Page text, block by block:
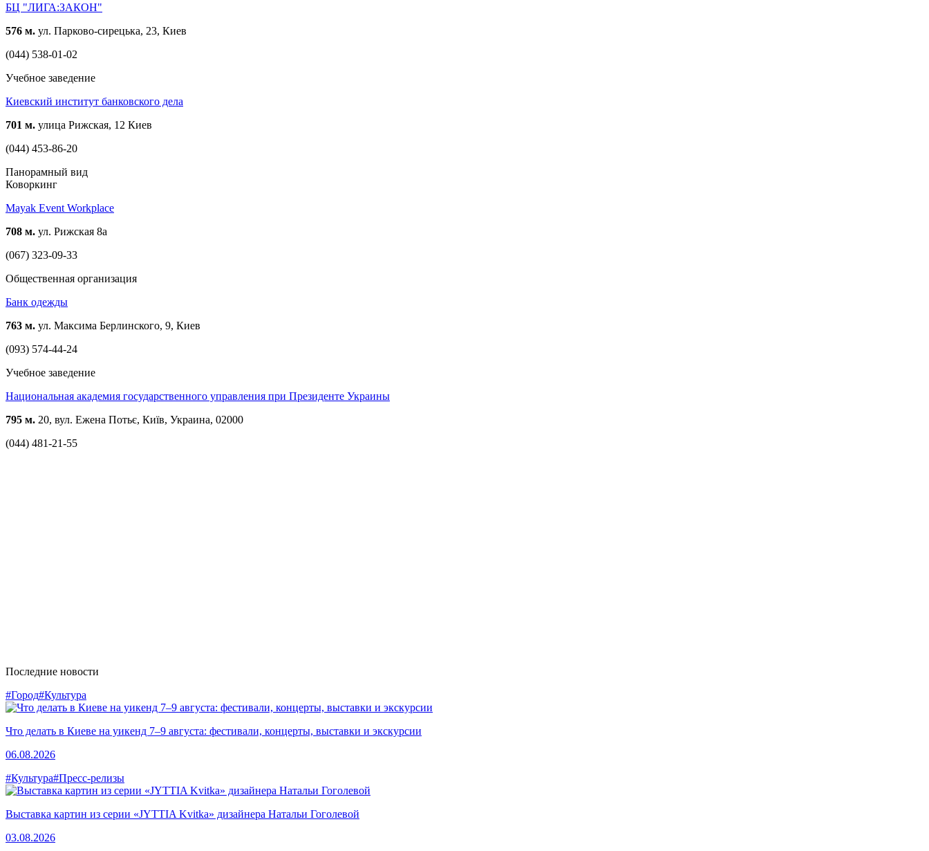
БЦ "ЛИГА:ЗАКОН"
576 м. ул. Парково-сирецька, 23, Киев
(044) 538-01-02
Учебное заведение
Киевский институт банковского дела
701 м. улица Рижская, 12 Киев
(044) 453-86-20
Панорамный вид
Коворкинг
Mayak Event Workplace
708 м. ул. Рижская 8а
(067) 323-09-33
Общественная организация
Банк одежды
763 м. ул. Максима Берлинского, 9, Киев
(093) 574-44-24
Учебное заведение
Национальная академия государственного управления при Президенте Украины
795 м. 20, вул. Ежена Потьє, Київ, Украина, 02000
(044) 481-21-55
Последние новости
#Город#Культура
Что делать в Киеве на уикенд 7–9 августа: фестивали, концерты, выставки и экскурсии
06.08.2026
#Культура#Пресс-релизы
Выставка картин из серии «JYTTIA Kvitka» дизайнера Натальи Гоголевой
03.08.2026